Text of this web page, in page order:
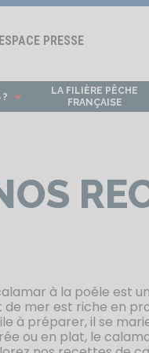
ESPACE PRESSE
?
LA FILIÈRE PÊCHE
FRANÇAISE
à la poêle est
de mer est riche en
à préparer, il se
ou en plat, le